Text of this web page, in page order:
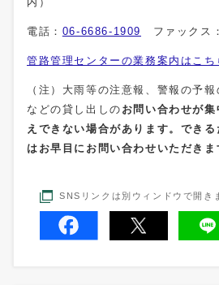
電話： 06-6686-1909 ファックス
管路管理センターの業務案内はこち
（注）大雨等の注意報、警報の予
などの貸し出しの お問い合わせが
えできない場合があります。でき
はお早目にお問い合わせいただきま
SNSリンクは別ウィンドウで開き